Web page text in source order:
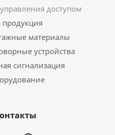
доступом
продукция
материалы
устройства
сигнализация